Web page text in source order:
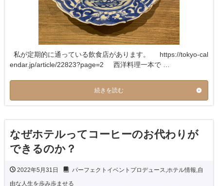
私が定期的に通っている飲食店があります。 https://tokyo-cal
endar.jp/article/22823?page=2 西洋料理一本で …
続きを読む
なぜホテルってコーヒーのお代わりが
できるのか？
2022年5月31日 パーフェクトイベントプロデュース ホテル情報 自
由な人生を歩み歩ませる